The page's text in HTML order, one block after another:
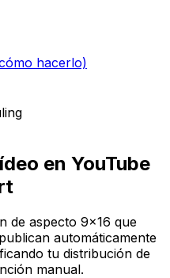
hacerlo)
en YouTube
de aspecto 9x16 que
automáticamente
tu distribución de
manual.